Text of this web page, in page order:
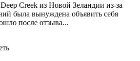
Creek из Новой Зеландии из-за
была вынуждена объявить себя
после отзыва...